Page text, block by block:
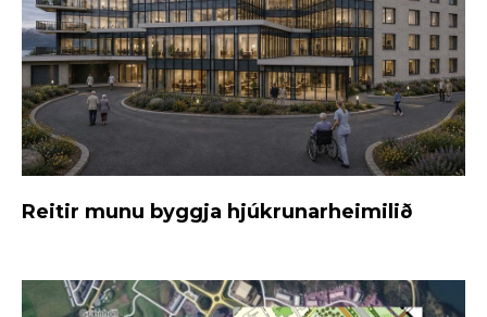
Reitir munu byggja hjúkrunarheimilið